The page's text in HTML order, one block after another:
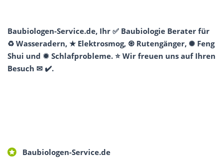
Baubiologen-Service.de, Ihr ✅ Baubiologie Berater für
♻ Wasseradern, ★ Elektrosmog, ♼ Rutengänger, ✺ Feng
Shui und ✹ Schlafprobleme. ⭐ Wir freuen uns auf Ihren
Besuch ✉ ✔️.
Baubiologen-Service.de